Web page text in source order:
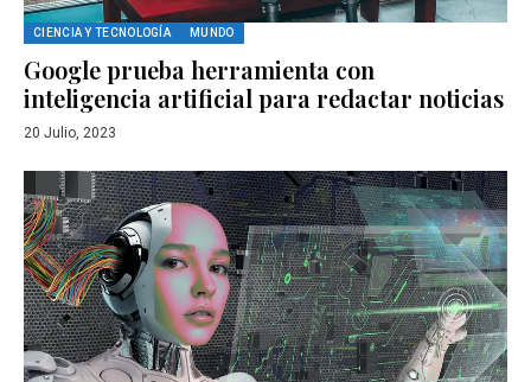
CIENCIA Y TECNOLOGÍA MUNDO
Google prueba herramienta con
inteligencia artificial para redactar noticias
20 Julio, 2023